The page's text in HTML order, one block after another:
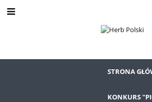
STRONA
KONKURS